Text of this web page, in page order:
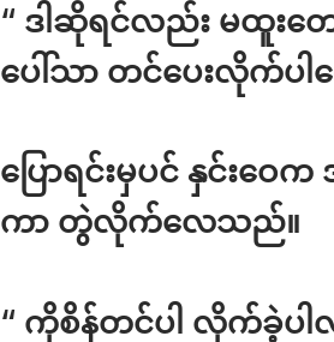
“ ဒါဆိုရင်လည်း မထူးတ
ပေါ်သာ တင်ပေးလိုက်ပါ
ပြောရင်းမှပင် နှင်းဝ
ကာ တွဲလိုက်လေသည်။
“ ကိုစိန်တင်ပါ လိုက်ခဲ့ပါ